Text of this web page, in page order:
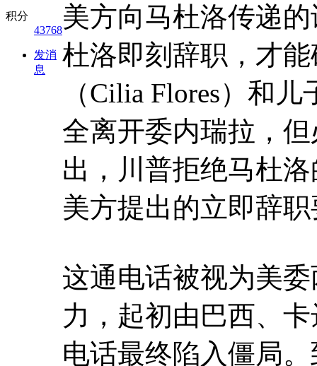
积分
43768
发消
息
美方向马杜洛传递
杜洛即刻辞职，才
（Cilia Flores）和
全离开委内瑞拉，
出，川普拒绝马杜
美方提出的立即辞
这通电话被视为美
力，起初由巴西、
电话最终陷入僵局